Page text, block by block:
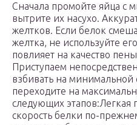
Сначала промойте яйца с
вытрите их насухо.
желтков. Если белок
желтка, не используйте
повлияет на качество
Приступаем
взбивать на минимальной
переходите на
следующих
скорость белки по-